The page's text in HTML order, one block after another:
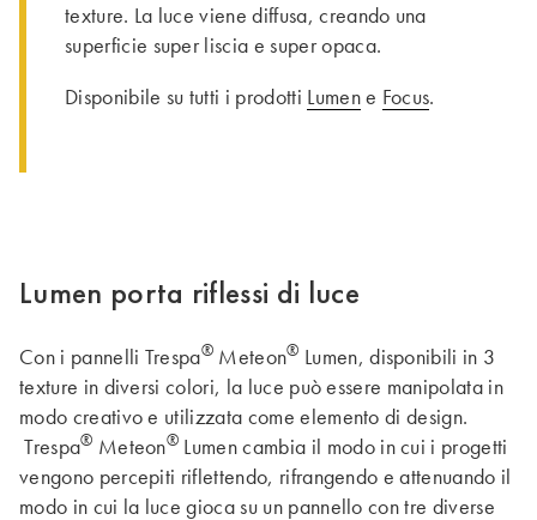
texture. La luce viene diffusa, creando una
superficie super liscia e super opaca.
Disponibile su tutti i prodotti Lumene Focus.
Lumen porta riflessi di luce
Con i pannelli Trespa® Meteon® Lumen, disponibili in 3
texture in diversi colori, la luce può essere manipolata in
modo creativo e utilizzata come elemento di design.
Trespa® Meteon® Lumen cambia il modo in cui i progetti
vengono percepiti riflettendo, rifrangendo e attenuando il
modo in cui la luce gioca su un pannello con tre diverse